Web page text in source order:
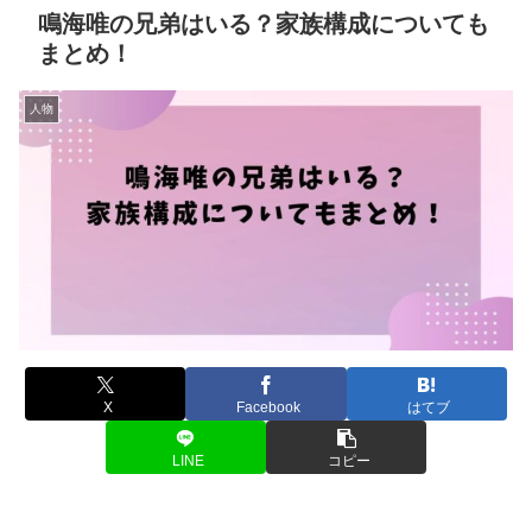
鳴海唯の兄弟はいる？家族構成についても
まとめ！
人物
X Facebook はてブ
LINE コピー